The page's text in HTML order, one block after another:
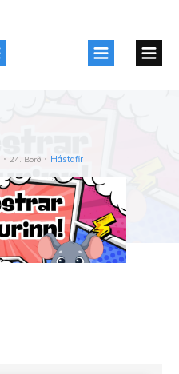
24. Borð Hástafir